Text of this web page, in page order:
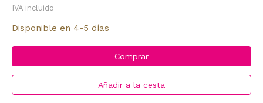
IVA incluido
Disponible en 4-5 días
Comprar
Añadir a la cesta